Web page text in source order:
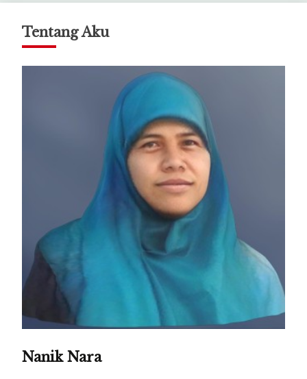
Tentang Aku
Nanik Nara